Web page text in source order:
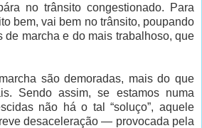
no trânsito congestionado. Para
bem, vai bem no trânsito, poupando
de marcha e do mais trabalhoso, que
são demoradas, mais do que
Sendo assim, se estamos numa
não há o tal “soluço”, aquele
desaceleração — provocada pela